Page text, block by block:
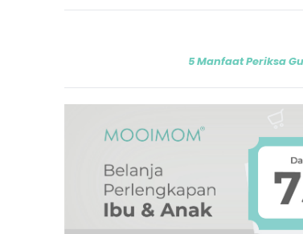
5 Manfaat Periksa